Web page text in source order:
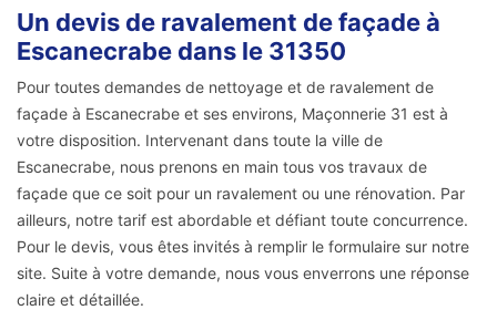
Un devis de ravalement de façade à
Escanecrabe dans le 31350
Pour toutes demandes de nettoyage et de ravalement de
façade à Escanecrabe et ses environs, Maçonnerie 31 est à
votre disposition. Intervenant dans toute la ville de
Escanecrabe, nous prenons en main tous vos travaux de
façade que ce soit pour un ravalement ou une rénovation. Par
ailleurs, notre tarif est abordable et défiant toute concurrence.
Pour le devis, vous êtes invités à remplir le formulaire sur notre
site. Suite à votre demande, nous vous enverrons une réponse
claire et détaillée.